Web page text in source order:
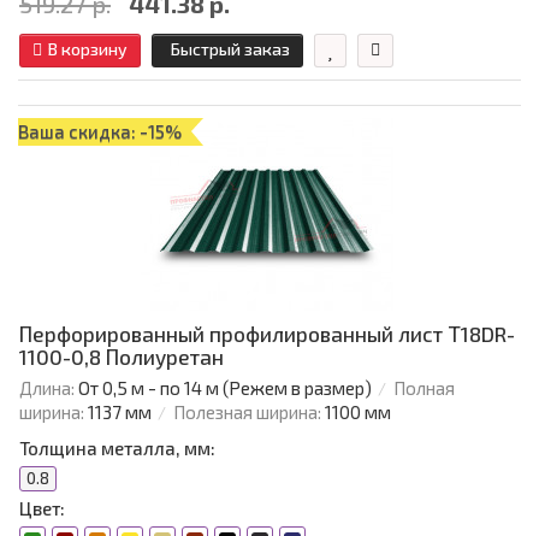
В корзину Быстрый заказ
Ваша скидка: -15%
Перфорированный профилированный лист Т18DR-
1100-0,8 Полиуретан
Длина: От 0,5 м - по 14 м (Режем в размер)
Полная
ширина: 1137 мм Полезная ширина: 1100 мм
Толщина металла, мм:
0.8
Цвет: